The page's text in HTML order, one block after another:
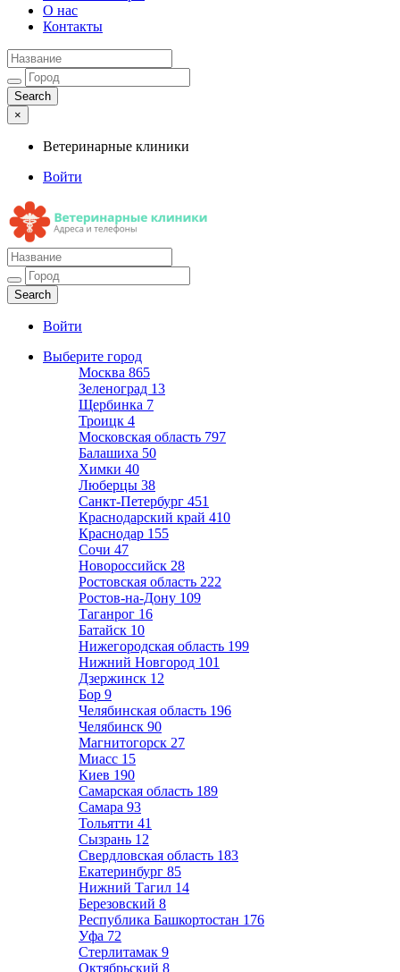
О нас
Контакты
×
Ветеринарные клиники
Войти
Ветеринарные клиники
Адреса и телефоны
Войти
Выберите город
Москва 865
Зеленоград 13
Щербинка 7
Троицк 4
Московская область 797
Балашиха 50
Химки 40
Люберцы 38
Санкт-Петербург 451
Краснодарский край 410
Краснодар 155
Сочи 47
Новороссийск 28
Ростовская область 222
Ростов-на-Дону 109
Таганрог 16
Батайск 10
Нижегородская область 199
Нижний Новгород 101
Дзержинск 12
Бор 9
Челябинская область 196
Челябинск 90
Магнитогорск 27
Миасс 15
Киев 190
Самарская область 189
Самара 93
Тольятти 41
Сызрань 12
Свердловская область 183
Екатеринбург 85
Нижний Тагил 14
Березовский 8
Республика Башкортостан 176
Уфа 72
Стерлитамак 9
Октябрьский 8